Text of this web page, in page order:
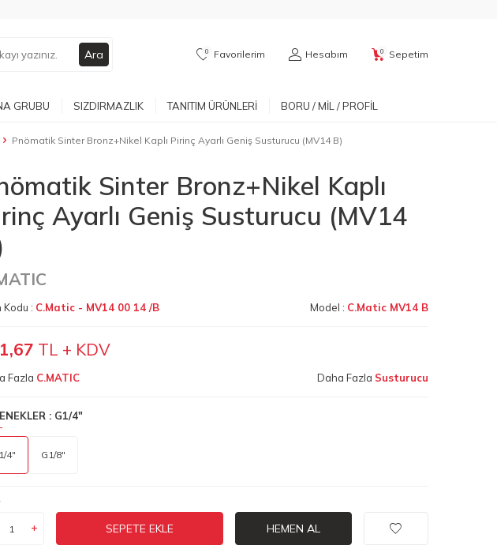
Ara 0 Favorilerim Hesabım 0 Sepetim
GRUBU SIZDIRMAZLIK TANITIM ÜRÜNLERI BORU / MIL / PROFIL
Pnömatik Sinter Bronz+Nikel Kaplı Pirinç Ayarlı Geniş Susturucu (MV14 B)
Sinter Bronz+Nikel Kaplı
Ayarlı Geniş Susturucu (MV14
Kodu : C.Matic - MV14 00 14 /B Model : C.Matic MV14 B
TL + KDV
Fazla C.MATIC Daha Fazla Susturucu
: G1/4"
4" G1/8"
SEPETE EKLE HEMEN AL